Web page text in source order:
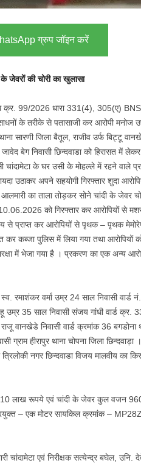
ग्रुप जॉइन करें
के जेवरों की चोरी का खुलासा
क्र. 99/2026 धारा 331(4), 305(ए) BNS
के तरीके से पतासाजी कर आरोपी मनोज उर्फ
सारणी जिला बैतूल, राजीव उर्फ बिट्टू
जावेद बेग निवासी छिन्दवाडा को हिरासत में
चांदामेटा के घर उसी के मोहल्ले में रहने वाले
उठाकर अपने सहयोगी गिरफ्तार शुदा
का ताला तोड़कर सोने चांदी के जेवर
को गिरफ्तार कर आरोपियों से
से प्राप्त कर आरोपियों से पृथक – पृथक
कब्जा पुलिस में लिया गया तथा आरोपियों
में भेजा गया है । प्रकरण का एक अन्य
रमाशंकर वर्मा उम्र 24 साल निवासी वार्ड
उम्र 35 साल निवासी संजय गांधी वार्ड क्र.
वानखेडे निवासी वार्ड क्रमांक 36 बगडोना
ग्राम हीरापुर थाना चोपना जिला
नगर छिन्दवाडा विजय मालवीय का
लाख रूपये एवं चांदी के जेवर कुल वजन
– एक मोटर सायकिल क्रमांक –
चांदामेटा एवं निरीक्षक सत्येन्द्र बघेल,